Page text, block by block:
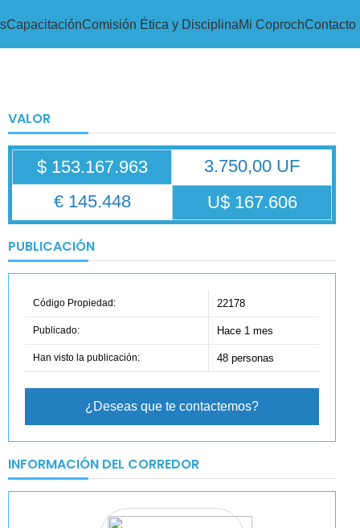
CapacitaciónComisión Ética y DisciplinaMi CoprochContacto
VALOR
$ 153.167.963
3.750,00 UF
€ 145.448
U$ 167.606
PUBLICACIÓN
Código Propiedad: 22178
Publicado: Hace 1 mes
Han visto la publicación: 48 personas
¿Deseas que te contactemos?
INFORMACIÓN DEL CORREDOR